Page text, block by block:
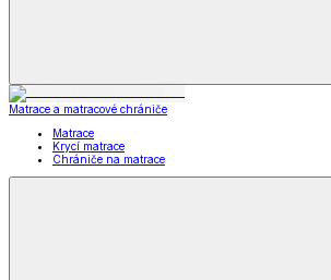
Matrace a matracové chrániče
Matrace
Krycí matrace
Chrániče na matrace